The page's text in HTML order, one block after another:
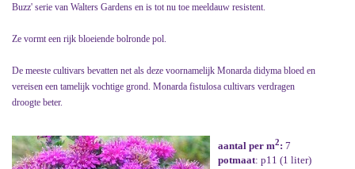
Buzz' serie van Walters Gardens en is tot nu toe meeldauw resistent.
Ze vormt een rijk bloeiende bolronde pol.
De meeste cultivars bevatten net als deze voornamelijk Monarda didyma bloed en
vereisen een tamelijk vochtige grond. Monarda fistulosa cultivars verdragen
droogte beter.
aantal per m2: 7
potmaat: p11 (1 liter)